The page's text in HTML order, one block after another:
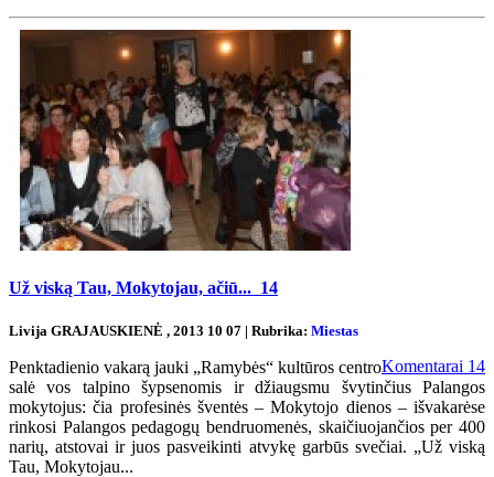
Už viską Tau, Mokytojau, ačiū... 14
Livija GRAJAUSKIENĖ , 2013 10 07 | Rubrika: Miestas
Komentarai 14
Penktadienio vakarą jauki „Ramybės“ kultūros centro
salė vos talpino šypsenomis ir džiaugsmu švytinčius Palangos
mokytojus: čia profesinės šventės – Mokytojo dienos – išvakarėse
rinkosi Palangos pedagogų bendruomenės, skaičiuojančios per 400
narių, atstovai ir juos pasveikinti atvykę garbūs svečiai. „Už viską
Tau, Mokytojau...